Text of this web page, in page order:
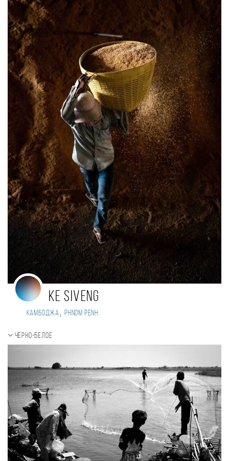
Ke Siveng
Камбоджа, Phnom Penh
Черно-белое